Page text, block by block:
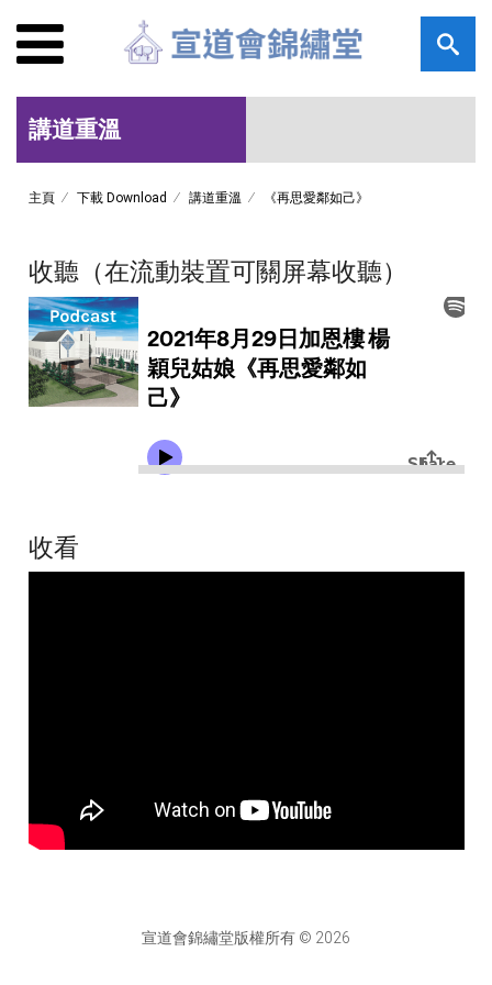
講道重溫
主頁 下載 Download 講道重溫 《再思愛鄰如己》
收聽（在流動裝置可關屏幕收聽）
收看
宣道會錦繡堂版權所有 © 2026